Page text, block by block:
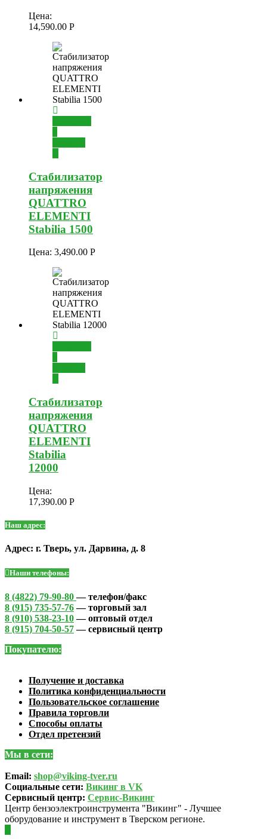
Цена:
14,590.00 Р
Стабилизатор
напряжения
QUATTRO
ELEMENTI
Stabilia 1500
Цена: 3,490.00 Р
Стабилизатор
напряжения
QUATTRO
ELEMENTI
Stabilia
12000
Цена:
17,390.00 Р
Наш адрес:
Адрес: г. Тверь, ул. Дарвина, д. 8
Наши телефоны:
8 (4822) 79-90-80— телефон/факс
8 (915) 735-57-76— торговый зал
8 (910) 538-23-10— оптовый отдел
8 (915) 704-50-57— сервисный центр
Покупателю:
Получение и доставка
Политика конфиденциальности
Пользовательское соглашение
Правила торговли
Способы оплаты
Отдел претензий
Мы в сети:
Email: shop@viking-tver.ru
Социальные сети: Викинг в VK
Сервисный центр: Сервис-Викинг
Центр бензоэлектроинструмента "Викинг" - Лучшее
оборудование и инструмент в Тверском регионе.